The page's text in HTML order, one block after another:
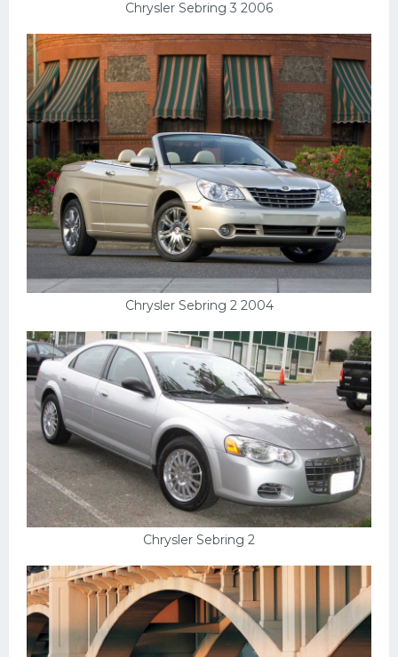
Chrysler Sebring 3 2006
Chrysler Sebring 2 2004
Chrysler Sebring 2